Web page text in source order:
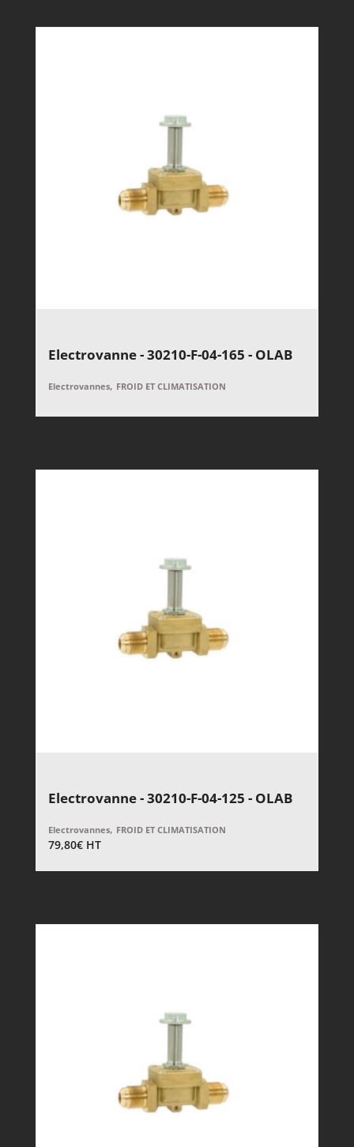
Electrovanne - 30210-F-04-165 - OLAB
Electrovannes, FROID ET CLIMATISATION
Electrovanne - 30210-F-04-125 - OLAB
Electrovannes, FROID ET CLIMATISATION
79,80€ HT